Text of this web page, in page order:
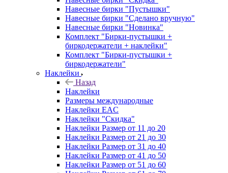
Навесные бирки "Пустышки"
Навесные бирки "Сделано вручную"
Навесные бирки "Новинка"
Комплект "Бирки-пустышки +
биркодержатели + наклейки"
Комплект "Бирки-пустышки +
биркодержатели"
Наклейки
Назад
Наклейки
Размеры международные
Наклейки EAC
Наклейки "Скидка"
Наклейки Размер от 11 до 20
Наклейки Размер от 21 до 30
Наклейки Размер от 31 до 40
Наклейки Размер от 41 до 50
Наклейки Размер от 51 до 60